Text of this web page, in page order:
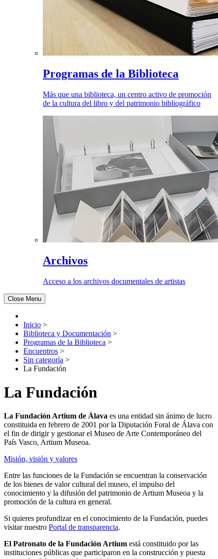
Programas de la Biblioteca
Más que una biblioteca, un centro activo de promoción
de la cultura del libro y del patrimonio bibliográfico
Archivos
Acceso a los archivos documentales de artistas
Close Menu
Inicio >
Biblioteca y Documentación >
Programas de la Biblioteca >
Encuentros >
Sin categoría >
La Fundación
La Fundación
La Fundación Artium de Álava es una entidad sin ánimo de lucro
constituida en febrero de 2001 por la Diputación Foral de Álava con
el fin de dirigir y gestionar el Museo de Arte Contemporáneo del
País Vasco, Artium Museoa.
Misión, visión y valores
Entre las funciones de la Fundación se encuentran la conservación
de los bienes de valor cultural del museo, el impulso del
conocimiento y la difusión del patrimonio de Artium Museoa y la
promoción de la cultura en general.
Si quieres profundizar en el conocimiento de la Fundación, puedes
visitar nuestro Portal de transparencia.
El Patronato de la Fundación Artium está constituido por las
instituciones públicas que participaron en la construcción y puesta